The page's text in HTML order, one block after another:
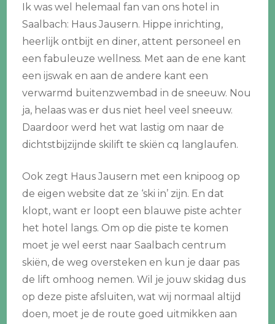
Ik was wel helemaal fan van ons hotel in
Saalbach: Haus Jausern. Hippe inrichting,
heerlijk ontbijt en diner, attent personeel en
een fabuleuze wellness. Met aan de ene kant
een ijswak en aan de andere kant een
verwarmd buitenzwembad in de sneeuw. Nou
ja, helaas was er dus niet heel veel sneeuw.
Daardoor werd het wat lastig om naar de
dichtstbijzijnde skilift te skiën cq langlaufen.
Ook zegt Haus Jausern met een knipoog op
de eigen website dat ze ‘ski in’ zijn. En dat
klopt, want er loopt een blauwe piste achter
het hotel langs. Om op die piste te komen
moet je wel eerst naar Saalbach centrum
skiën, de weg oversteken en kun je daar pas
de lift omhoog nemen. Wil je jouw skidag dus
op deze piste afsluiten, wat wij normaal altijd
doen, moet je de route goed uitmikken aan